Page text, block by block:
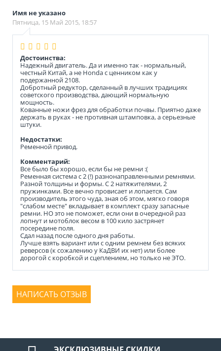
Имя не указано
Пятница, 15 Май 2015, 18:57
Достоинства:
Надежный двигатель. Да и именно так - нормальный,
честный Китай, а не Honda с ценником как у
подержанной 2108.
Добротный редуктор, сделанный в лучших традициях
советского производства, дающий нормальную
мощность.
Кованные ножи фрез для обработки почвы. Приятно даже
держать в руках - не противная штамповка, а серьезные
штуки.
Недостатки:
Ременной привод.
Комментарий:
Все было бы хорошо, если бы не ремни :(
Ременная система с 2 (!) разнонаправленными ремнями.
Разной толщины и формы. С 2 натяжителями, 2
пружинками. Все вечно провисает и лопается. Сам
производитель этого чуда, зная об этом, мягко говоря
"слабом месте" вкладывает в комплект сразу запасные
ремни. НО это не поможет, если они в очередной раз
лопнут и мотоблок весом в 100 кило застрянет
посередине поля.
Сдал назад после одного дня работы.
Лучше взять вариант или с одним ремнем без всяких
реверсов (к сожалению у КаДВИ их нет) или более
дорогой с коробкой и сцеплением, но только не ЭТО.
НАПИСАТЬ ОТЗЫВ